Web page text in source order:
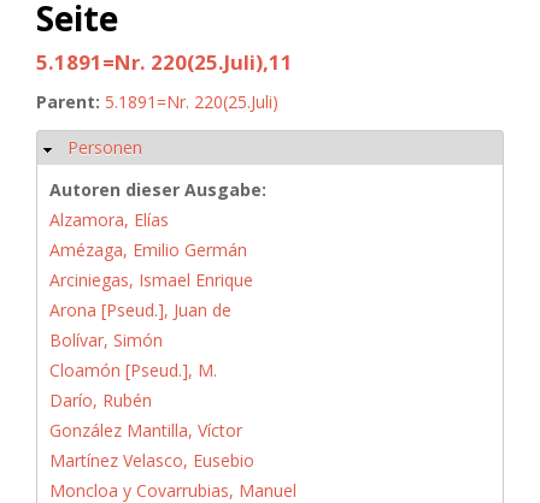
Seite
5.1891=Nr. 220(25.Juli),11
Parent: 5.1891=Nr. 220(25.Juli)
Ausblenden
Personen
Autoren dieser Ausgabe:
Alzamora, Elías
Amézaga, Emilio Germán
Arciniegas, Ismael Enrique
Arona [Pseud.], Juan de
Bolívar, Simón
Cloamón [Pseud.], M.
Darío, Rubén
González Mantilla, Víctor
Martínez Velasco, Eusebio
Moncloa y Covarrubias, Manuel